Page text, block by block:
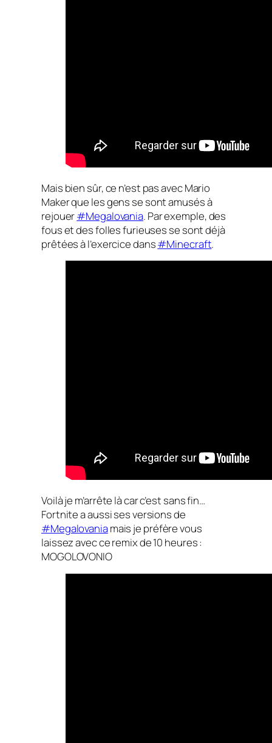
Mais bien sûr, ce n’est pas avec Mario
Maker que les gens se sont amusés à
rejouer#Megalovania. Par exemple, des
fous et des folles furieuses se sont déjà
prêtées à l’exercice dans#Minecraft.
Voilà je m’arrête là car c’est sans fin…
Fortnite a aussi ses versions de
#Megalovaniamais je préfère vous
laissez avec ce remix de 10 heures :
MOGOLOVONIO